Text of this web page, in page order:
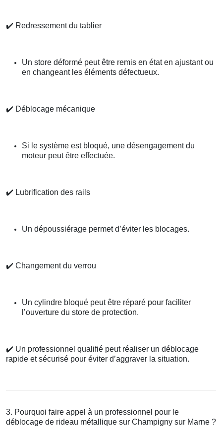
✔️ Redressement du tablier
Un store déformé peut être remis en état en ajustant ou
en changeant les éléments défectueux.
✔️ Déblocage mécanique
Si le système est bloqué, une désengagement du
moteur peut être effectuée.
✔️ Lubrification des rails
Un dépoussiérage permet d’éviter les blocages.
✔️ Changement du verrou
Un cylindre bloqué peut être réparé pour faciliter
l’ouverture du store de protection.
✔️ Un professionnel qualifié peut réaliser un déblocage
rapide et sécurisé pour éviter d’aggraver la situation.
3. Pourquoi faire appel à un professionnel pour le
déblocage de rideau métallique sur Champigny sur Marne ?